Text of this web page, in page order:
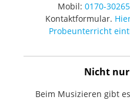
Mobil: 0170-
Kontaktformular.
Probeunterricht
Nicht
Beim Musizieren gibt